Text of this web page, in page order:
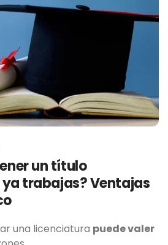
un título
trabajas? Ventajas
una licenciatura puede valer